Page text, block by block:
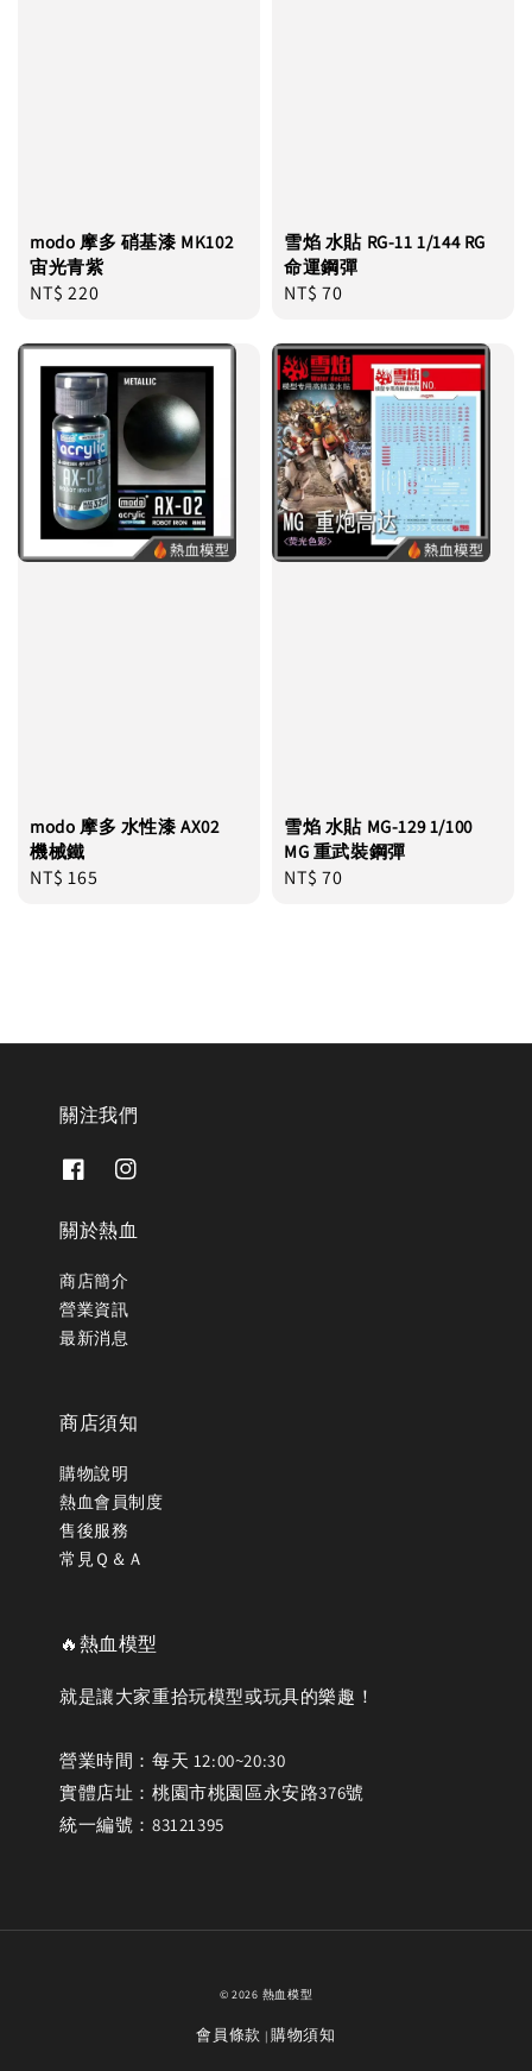
modo 摩多 硝基漆 MK102
宙光青紫
Regular
NT$ 220
雪焰 水貼 RG-11 1/144 RG
命運鋼彈
Regular
NT$ 70
modo 摩多 水性漆 AX02
機械鐵
Regular
NT$ 165
雪焰 水貼 MG-129 1/100
MG 重武裝鋼彈
Regular
NT$ 70
關注我們
關於熱血
商店簡介
營業資訊
最新消息
商店須知
購物說明
熱血會員制度
售後服務
常見Ｑ＆Ａ
🔥熱血模型
就是讓大家重拾玩模型或玩具的樂趣！
營業時間：每天 12:00~20:30
實體店址：桃園市桃園區永安路376號
統一編號：83121395
© 2026 熱血模型
會員條款 |購物須知